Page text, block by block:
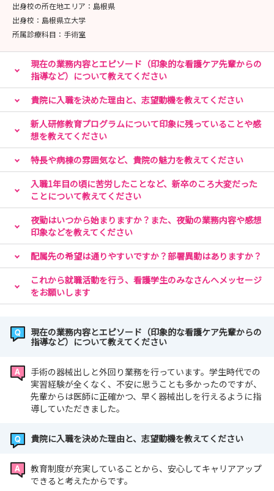
出身校の所在地エリア： 島根県
出身校： 島根県立大学
所属診療科目： 手術室
現在の業務内容とエピソード（印象的な看護ケア先輩からの
指導など）について教えてください
貴院に入職を決めた理由と、志望動機を教えてください
新人研修教育プログラムについて印象に残っていることや感
想を教えてください
特長や病棟の雰囲気など、貴院の魅力を教えてください
入職1年目の頃に苦労したことなど、新卒のころ大変だった
ことについて教えてください
夜勤はいつから始まりますか？また、夜勤の業務内容や感想
印象などを教えてください
配属先の希望は通りやすいですか？部署異動はありますか？
これから就職活動を行う、看護学生のみなさんへメッセージ
をお願いします
現在の業務内容とエピソード（印象的な看護ケア先輩からの
指導など）について教えてください
手術の器械出しと外回り業務を行っています。学生時代での
実習経験が全くなく、不安に思うことも多かったのですが、
先輩からは医師に正確かつ、早く器械出しを行えるように指
導していただきました。
貴院に入職を決めた理由と、志望動機を教えてください
教育制度が充実していることから、安心してキャリアアップ
できると考えたからです。